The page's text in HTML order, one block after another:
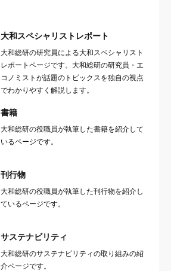
大和スペシャリストレポート
大和総研の研究員による大和スペシャリスト
レポートページです。大和総研の研究員・エ
コノミストが話題のトピックスを独自の視点
でわかりやすく解説します。
書籍
大和総研の役職員が執筆した書籍を紹介して
いるページです。
刊行物
大和総研の役職員が執筆した刊行物を紹介し
ているページです。
サステナビリティ
大和総研のサステナビリティの取り組みの紹
介ページです。